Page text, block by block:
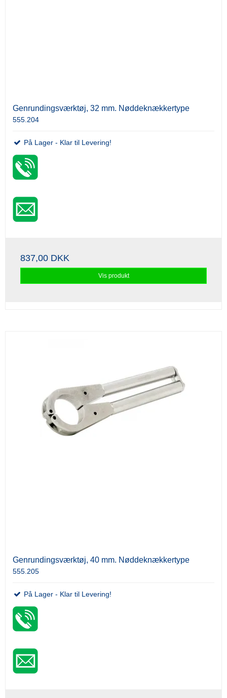
Genrundingsværktøj, 32 mm. Nøddeknækkertype
555.204
På Lager - Klar til Levering!
837,00 DKK
Vis produkt
Genrundingsværktøj, 40 mm. Nøddeknækkertype
555.205
På Lager - Klar til Levering!